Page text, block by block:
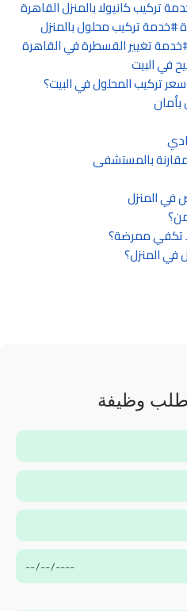
تركيب كانيولا بالمنزل القاهرة
خدمة تركيب محلول بالمنزل
خدمة تغيير القسطرة في القاهرة
في البيت
تركيب المحلول في البيت؟
بأمان
بالمستشفى
في المنزل
تكفي ممرضة؟
المنزل؟
طلب وظيفة